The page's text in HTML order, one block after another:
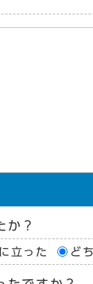
か？
立った ど